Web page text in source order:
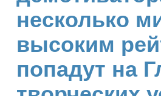
несколько
высоким
попадут на